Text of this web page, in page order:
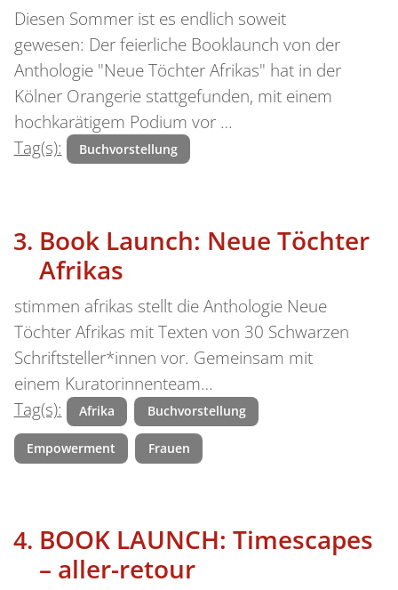
Diesen Sommer ist es endlich soweit
gewesen: Der feierliche Booklaunch von der
Anthologie "Neue Töchter Afrikas" hat in der
Kölner Orangerie stattgefunden, mit einem
hochkarätigem Podium vor …
Tag(s):
Buchvorstellung
Book Launch: Neue Töchter
Afrikas
stimmen afrikas stellt die Anthologie Neue
Töchter Afrikas mit Texten von 30 Schwarzen
Schriftsteller*innen vor. Gemeinsam mit
einem Kuratorinnenteam…
Tag(s):
Afrika Buchvorstellung
Empowerment Frauen
BOOK LAUNCH: Timescapes
– aller-retour